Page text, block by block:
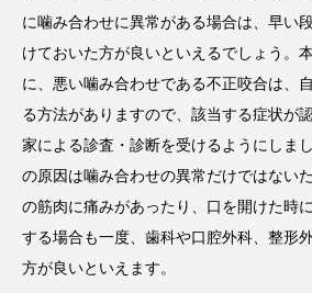
に噛み合わせに異常がある場合は、早い
けておいた方が良いといえるでしょう。
に、悪い噛み合わせである不正咬合は、
る方法がありますので、該当する症状が
家による診査・診断を受けるようにしま
の原因は噛み合わせの異常だけではない
の筋肉に痛みがあったり、口を開けた時
する場合も一度、歯科や口腔外科、整形
方が良いといえます。